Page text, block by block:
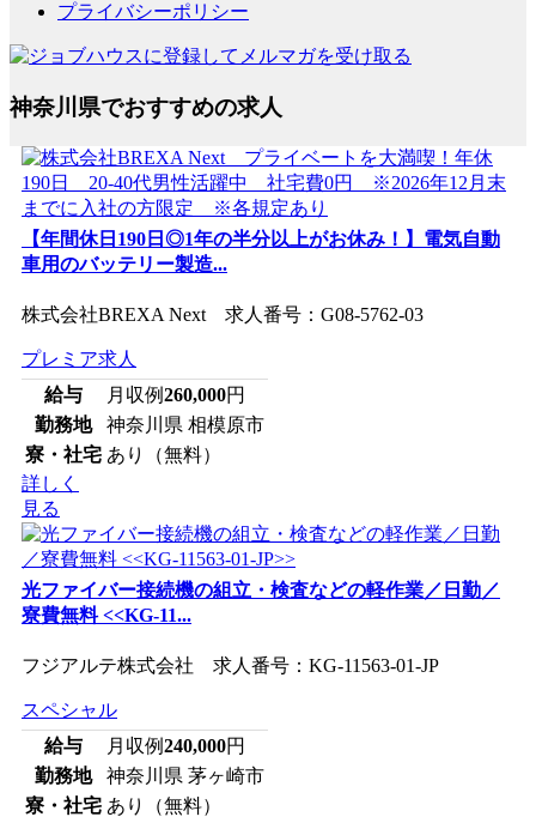
プライバシーポリシー
神奈川県でおすすめの求人
【年間休日190日◎1年の半分以上がお休み！】電気自動
車用のバッテリー製造...
株式会社BREXA Next 求人番号：G08-5762-03
プレミア求人
給与
月収例260,000円
勤務地
神奈川県 相模原市
寮・社宅 あり（無料）
詳しく
見る
光ファイバー接続機の組立・検査などの軽作業／日勤／
寮費無料 <<KG-11...
フジアルテ株式会社 求人番号：KG-11563-01-JP
スペシャル
給与
月収例240,000円
勤務地
神奈川県 茅ヶ崎市
寮・社宅 あり（無料）